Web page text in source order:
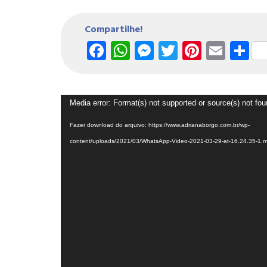
Compartilhe!
Facebook
WhatsApp
Messenger
Twitter
Tocador
Media error: Format(s) not supported or source(s) not
Fazer download do arquivo: https://www.adrianaborgo.com.br/wp-
content/uploads/2021/03/WhatsApp-Video-2021-03-29-at-16.24.35-